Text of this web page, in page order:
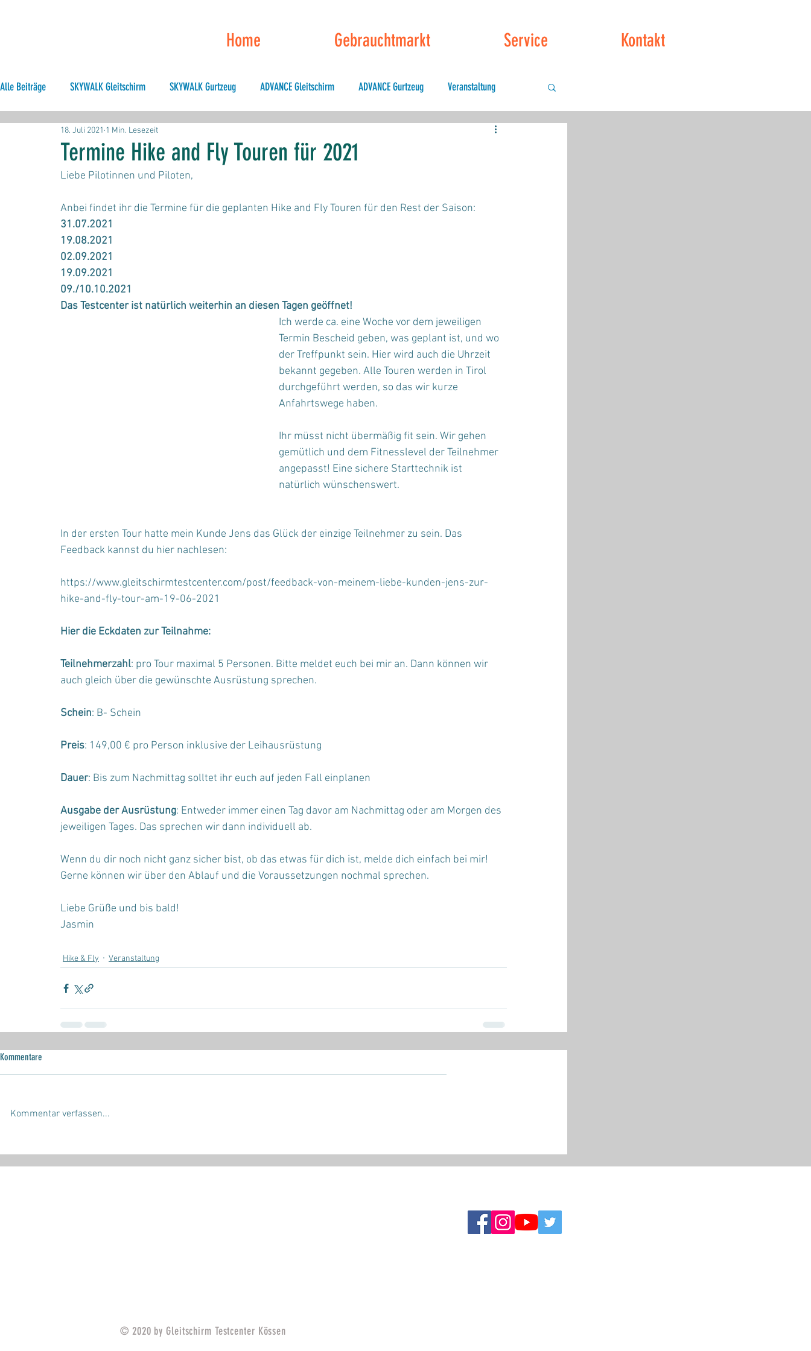
Home Gebrauchtmarkt Service Kontakt
Alle Beiträge SKYWALK Gleitschirm SKYWALK Gurtzeug ADVANCE Gleitschirm ADVANCE Gurtzeug Veranstaltung
Allgemeines XC
Termine Hike and Fly Touren für 2021
18. Juli 2021 1 Min. Lesezeit
Liebe Pilotinnen und Piloten,
Anbei findet ihr die Termine für die geplanten Hike and Fly Touren für den Rest der Saison:
31.07.2021
19.08.2021
02.09.2021
19.09.2021
09./10.10.2021
Das Testcenter ist natürlich weiterhin an diesen Tagen geöffnet!
Ich werde ca. eine Woche vor dem jeweiligen
Termin Bescheid geben, was geplant ist, und wo
der Treffpunkt sein. Hier wird auch die Uhrzeit
bekannt gegeben. Alle Touren werden in Tirol
durchgeführt werden, so das wir kurze
Anfahrtswege haben.
Ihr müsst nicht übermäßig fit sein. Wir gehen
gemütlich und dem Fitnesslevel der Teilnehmer
angepasst! Eine sichere Starttechnik ist
natürlich wünschenswert.
In der ersten Tour hatte mein Kunde Jens das Glück der einzige Teilnehmer zu sein. Das
Feedback kannst du hier nachlesen:
https://www.gleitschirmtestcenter.com/post/feedback-von-meinem-liebe-kunden-jens-zur-
hike-and-fly-tour-am-19-06-2021
Hier die Eckdaten zur Teilnahme:
Teilnehmerzahl: pro Tour maximal 5 Personen. Bitte meldet euch bei mir an. Dann können wir
auch gleich über die gewünschte Ausrüstung sprechen.
Schein: B- Schein
Preis: 149,00 € pro Person inklusive der Leihausrüstung
Dauer: Bis zum Nachmittag solltet ihr euch auf jeden Fall einplanen
Ausgabe der Ausrüstung: Entweder immer einen Tag davor am Nachmittag oder am Morgen des
jeweiligen Tages. Das sprechen wir dann individuell ab.
Wenn du dir noch nicht ganz sicher bist, ob das etwas für dich ist, melde dich einfach bei mir!
Gerne können wir über den Ablauf und die Voraussetzungen nochmal sprechen.
Liebe Grüße und bis bald!
Jasmin
Hike & Fly Veranstaltung
Kommentare
Kommentar verfassen...
© 2020 by Gleitschirm Testcenter Kössen